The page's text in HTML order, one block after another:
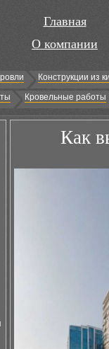
Главная
О компании
Конструкции из
Кровельные работы
Как